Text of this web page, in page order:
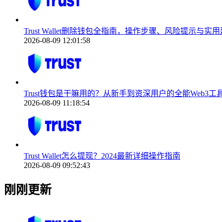
Trust Wallet删除钱包全指南，操作步骤、风险提示与实用
2026-08-09 12:01:58
Trust钱包是干嘛用的？从新手到资深用户的全能Web3工
2026-08-09 11:18:54
Trust Wallet怎么提现？2024最新详细操作指南
2026-08-09 09:52:43
刚刚更新